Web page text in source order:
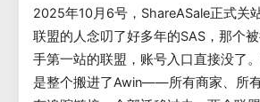
2025年10月6号，ShareASale正式关
联盟的人念叨了好多年的SAS，那个
手第一站的联盟，账号入口直接没了
是整个搬进了Awin——所有商家、所